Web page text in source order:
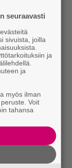
seuraavasti
sivuista, joilla
ja
ja
myös ilman
Voit
tahansa